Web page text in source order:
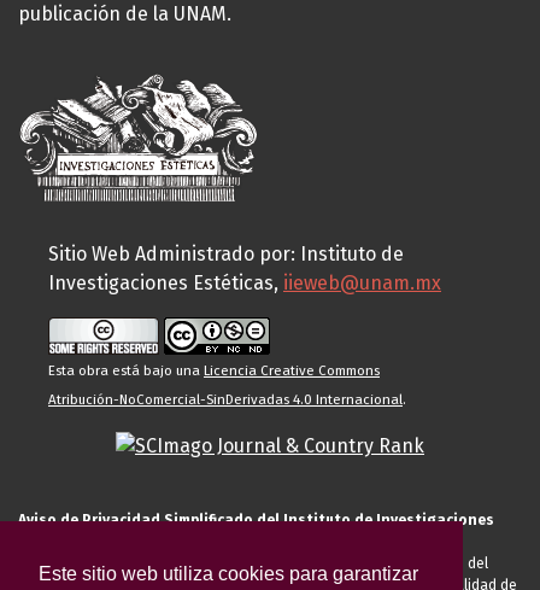
Este sitio web utiliza cookies para garantizar
publicación de la UNAM.
Sitio Web Administrado por: Instituto de
Investigaciones Estéticas, iieweb@unam.mx
Esta obra está bajo una Licencia Creative Commons
Atribución-NoComercial-SinDerivadas 4.0 Internacional.
Aviso de Privacidad Simplificado del Instituto de Investigaciones
El Instituto de Investigaciones Estéticas de la UNAM, es responsable del
tratamiento de sus datos personales para el registro de usted en calidad de